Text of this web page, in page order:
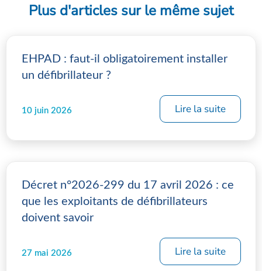
Plus d'articles sur le même sujet
EHPAD : faut-il obligatoirement installer
un défibrillateur ?
10 juin 2026 Lire la suite
Décret n°2026-299 du 17 avril 2026 : ce
que les exploitants de défibrillateurs
doivent savoir
27 mai 2026 Lire la suite